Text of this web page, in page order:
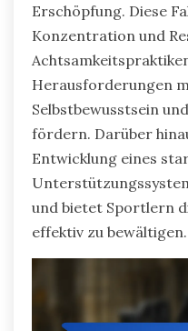
Erschöpfung. Diese
Konzentration und
Herausforderungen
Selbstbewusstsein
fördern. Darüber
Entwicklung eines
und bietet Sportlern
effektiv zu bewältigen.